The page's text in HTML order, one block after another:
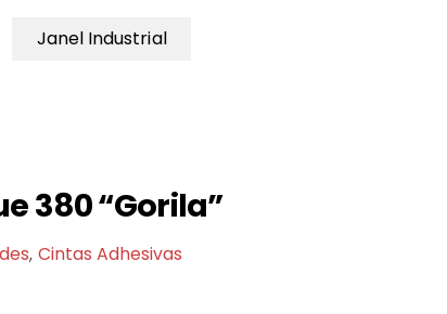
Janel Industrial
380 “Gorila”
,Cintas Adhesivas